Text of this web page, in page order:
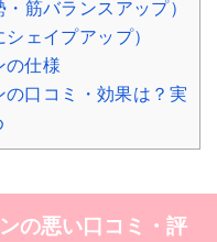
筋バランスアップ）
ェイプアップ）
の仕様
口コミ・効果は？実
の悪い口コミ・評